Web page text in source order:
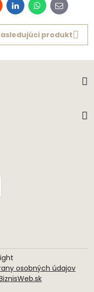
LinkedInWhatsApp
E-
mail
produkt
osobných údajov